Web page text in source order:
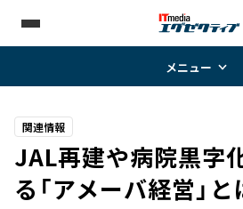
メニュー
関連情報
JAL再建や病院黒字
る「アメーバ経営」と